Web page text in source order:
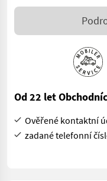
Od 22 let
Ověřené kontaktní
zadané telefonní